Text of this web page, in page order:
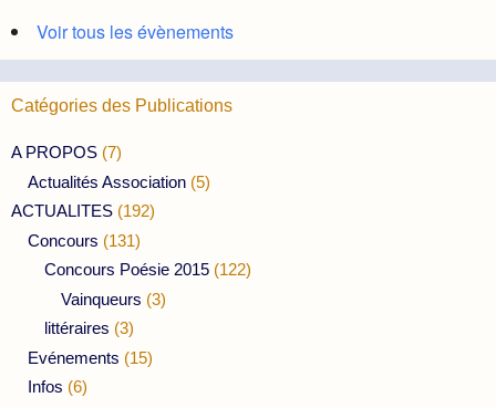
Voir tous les évènements
Catégories des Publications
A PROPOS (7)
Actualités Association (5)
ACTUALITES (192)
Concours (131)
Concours Poésie 2015 (122)
Vainqueurs (3)
littéraires (3)
Evénements (15)
Infos (6)